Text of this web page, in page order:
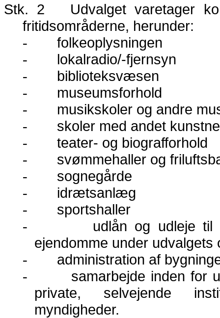
Stk. 2
Udvalget varetager
fritidsområderne, herunder:
- folkeoplysningen
- lokalradio/-fjernsyn
- biblioteksvæsen
- museumsforhold
- musikskoler og andre
- skoler med andet
- teater- og biografforhold
- svømmehaller og
- sognegårde
- idrætsanlæg
- sportshaller
-
udlån og udleje til
ejendomme under udvalgets
- administration af
-
samarbejde inden for
private, selvejende
myndigheder.